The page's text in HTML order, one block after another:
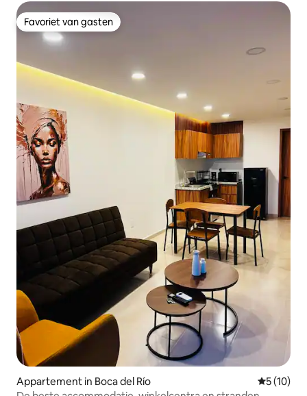
Favoriet van gasten
Favoriet van gasten
Appartement in Boca del Río
5 (10)